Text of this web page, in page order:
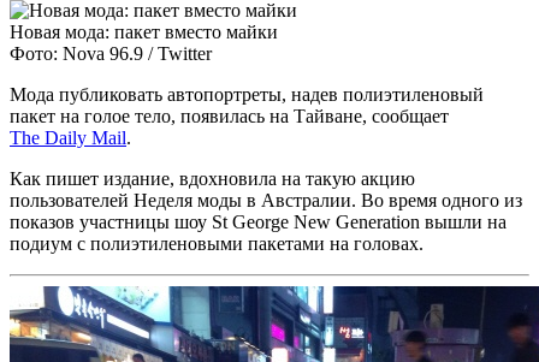
Новая мода: пакет вместо майки
Фото: Nova 96.9 / Twitter
Мода публиковать автопортреты, надев полиэтиленовый
пакет на голое тело, появилась на Тайване, сообщает
The Daily Mail.
Как пишет издание, вдохновила на такую акцию
пользователей Неделя моды в Австралии. Во время одного из
показов участницы шоу St George New Generation вышли на
подиум с полиэтиленовыми пакетами на головах.